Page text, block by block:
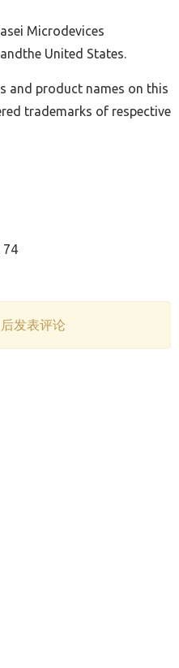
Microdevices
United States.
and product names on this
trademarks of respective
74
发表评论